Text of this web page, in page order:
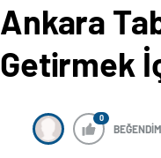
Ankara
Getirmek
0
BEĞENDİM